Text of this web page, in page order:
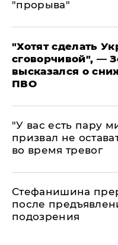
"прорыва"
​"Хотят сделать
сговорчивой", —
высказался о
ПВО
​"У вас есть пару
призвал не
во время тревог
Стефанишина
после
подозрения